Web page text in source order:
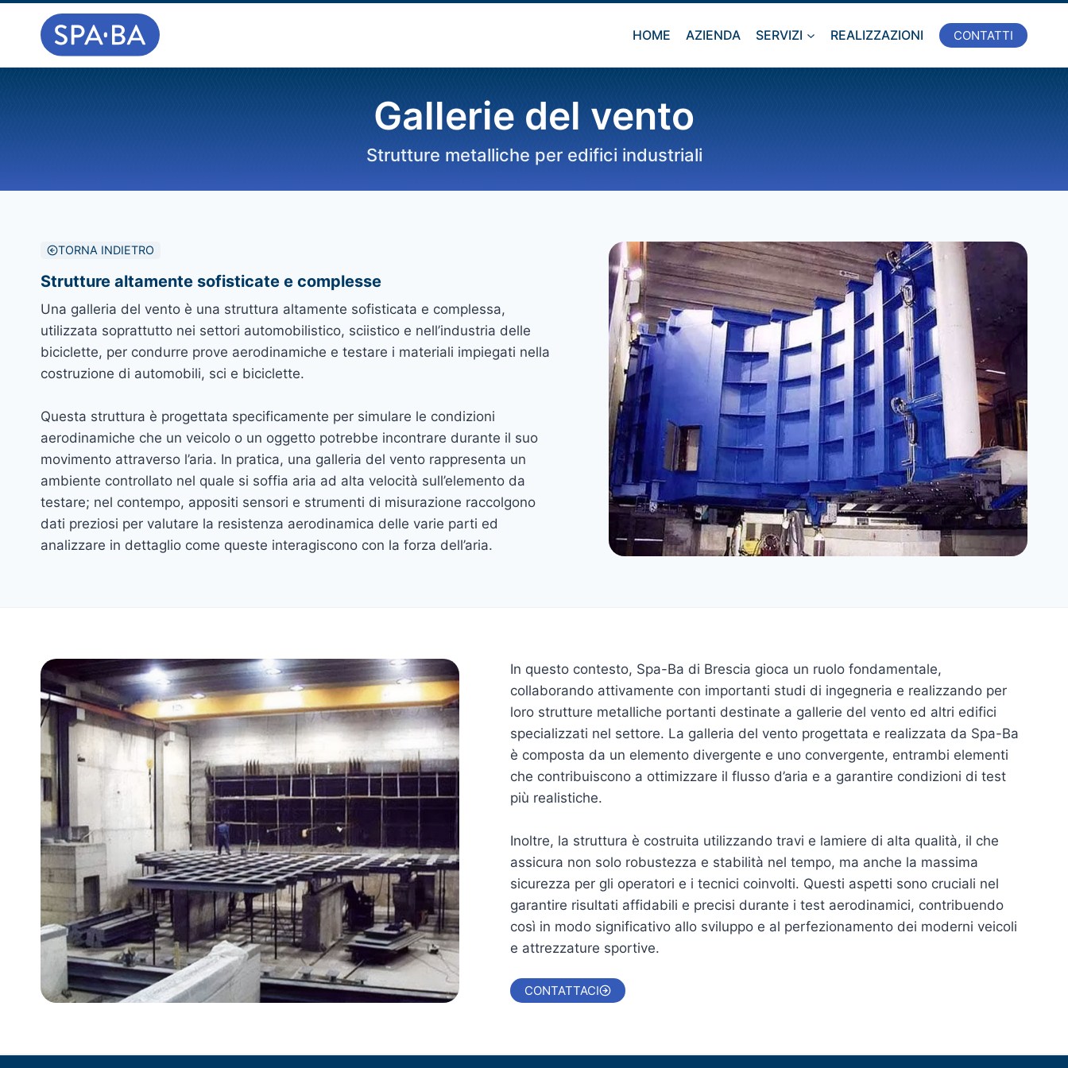
contenuto
HOME AZIENDA SERVIZI REALIZZAZIONI CONTATTI
Gallerie del vento
Strutture metalliche per edifici industriali
TORNA INDIETRO
Strutture altamente sofisticate e complesse
Una galleria del vento è una struttura altamente sofisticata e complessa,
utilizzata soprattutto nei settori automobilistico, sciistico e nell’industria delle
biciclette, per condurre prove aerodinamiche e testare i materiali impiegati nella
costruzione di automobili, sci e biciclette.
Questa struttura è progettata specificamente per simulare le condizioni
aerodinamiche che un veicolo o un oggetto potrebbe incontrare durante il suo
movimento attraverso l’aria. In pratica, una galleria del vento rappresenta un
ambiente controllato nel quale si soffia aria ad alta velocità sull’elemento da
testare; nel contempo, appositi sensori e strumenti di misurazione raccolgono
dati preziosi per valutare la resistenza aerodinamica delle varie parti ed
analizzare in dettaglio come queste interagiscono con la forza dell’aria.
In questo contesto, Spa-Ba di Brescia gioca un ruolo fondamentale,
collaborando attivamente con importanti studi di ingegneria e realizzando per
loro strutture metalliche portanti destinate a gallerie del vento ed altri edifici
specializzati nel settore. La galleria del vento progettata e realizzata da Spa-Ba
è composta da un elemento divergente e uno convergente, entrambi elementi
che contribuiscono a ottimizzare il flusso d’aria e a garantire condizioni di test
più realistiche.
Inoltre, la struttura è costruita utilizzando travi e lamiere di alta qualità, il che
assicura non solo robustezza e stabilità nel tempo, ma anche la massima
sicurezza per gli operatori e i tecnici coinvolti. Questi aspetti sono cruciali nel
garantire risultati affidabili e precisi durante i test aerodinamici, contribuendo
così in modo significativo allo sviluppo e al perfezionamento dei moderni veicoli
e attrezzature sportive.
CONTATTACI